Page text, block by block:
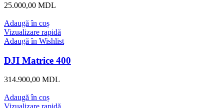
25.000,00 MDL
Adaugă în coș
Vizualizare rapidă
Adaugă în Wishlist
DJI Matrice 400
314.900,00 MDL
Adaugă în coș